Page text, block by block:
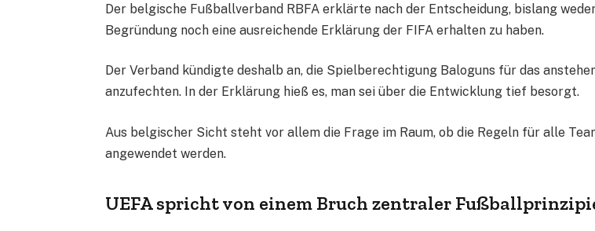
Der belgische Fußballverband RBFA erklärte nach der Entscheidung, bislang
Begründung noch eine ausreichende Erklärung der FIFA erhalten zu haben.
Der Verband kündigte deshalb an, die Spielberechtigung Baloguns für das
anzufechten. In der Erklärung hieß es, man sei über die Entwicklung tief besorgt.
Aus belgischer Sicht steht vor allem die Frage im Raum, ob die Regeln für alle
angewendet werden.
UEFA spricht von einem Bruch zentraler